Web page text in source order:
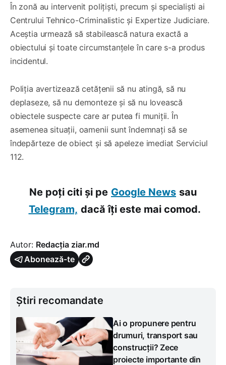
În zonă au intervenit polițiști, precum și specialiști ai
Centrului Tehnico-Criminalistic și Expertize Judiciare.
Aceștia urmează să stabilească natura exactă a
obiectului și toate circumstanțele în care s-a produs
incidentul.
Poliția avertizează cetățenii să nu atingă, să nu
deplaseze, să nu demonteze și să nu lovească
obiectele suspecte care ar putea fi muniții. În
asemenea situații, oamenii sunt îndemnați să se
îndepărteze de obiect și să apeleze imediat Serviciul
112.
Ne poți citi și pe Google News sau
Telegram, dacă îți este mai comod.
Autor: Redacția ziar.md
Abonează-te
Știri recomandate
Ai o propunere pentru
drumuri, transport sau
construcții? Zece
proiecte importante din